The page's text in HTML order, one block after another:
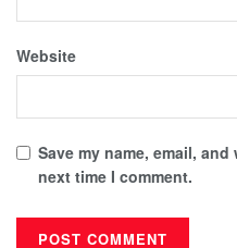
Website
Save my name, email,
next time I comment.